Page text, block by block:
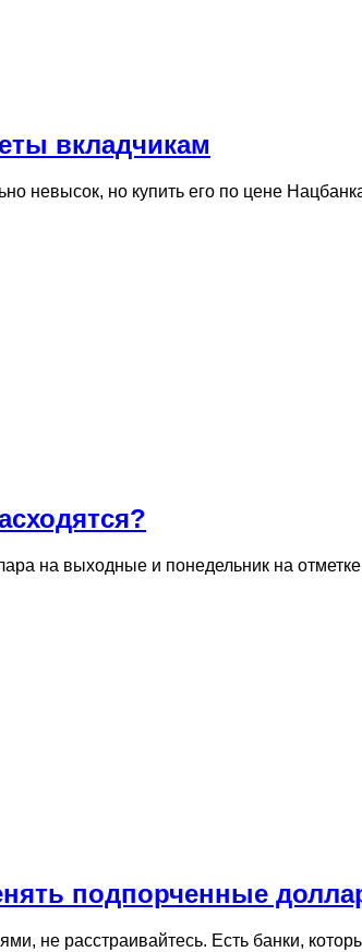
вкладчикам
невысок, но купить его по цене
на выходные и понедельник на
подпорченные
не расстраивайтесь. Есть банки,